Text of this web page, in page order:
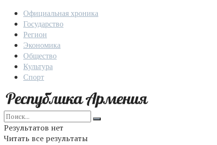
Официальная хроника
Государство
Регион
Экономика
Общество
Культура
Спорт
Результатов нет
Читать все результаты